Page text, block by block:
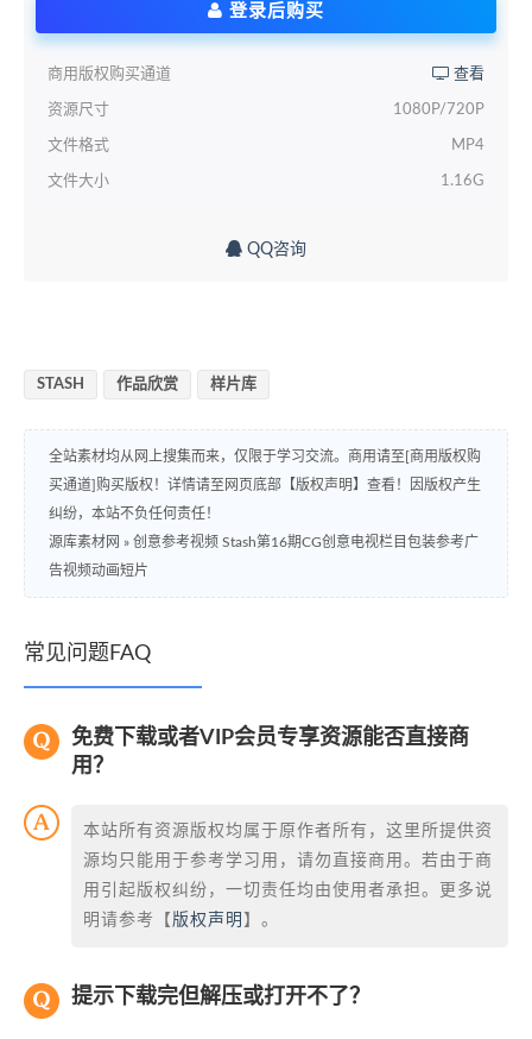
登录后购买
商用版权购买通道 查看
资源尺寸 1080P/720P
文件格式 MP4
文件大小 1.16G
QQ咨询
STASH 作品欣赏 样片库
全站素材均从网上搜集而来，仅限于学习交流。商用请至[商用版权购
买通道]购买版权！详情请至网页底部【版权声明】查看！因版权产生
纠纷，本站不负任何责任！
源库素材网 » 创意参考视频 Stash第16期CG创意电视栏目包装参考广
告视频动画短片
常见问题FAQ
免费下载或者VIP会员专享资源能否直接商
用？
本站所有资源版权均属于原作者所有，这里所提供资
源均只能用于参考学习用，请勿直接商用。若由于商
用引起版权纠纷，一切责任均由使用者承担。更多说
明请参考【 版权声明 】。
提示下载完但解压或打开不了？